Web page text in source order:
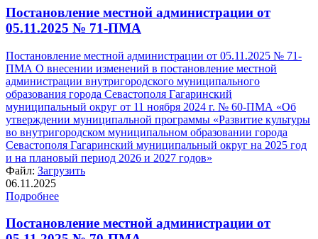
Постановление местной администрации от
05.11.2025 № 71-ПМА
Постановление местной администрации от 05.11.2025 № 71-
ПМА О внесении изменений в постановление местной
администрации внутригородского муниципального
образования города Севастополя Гагаринский
муниципальный округ от 11 ноября 2024 г. № 60-ПМА «Об
утверждении муниципальной программы «Развитие культуры
во внутригородском муниципальном образовании города
Севастополя Гагаринский муниципальный округ на 2025 год
и на плановый период 2026 и 2027 годов»
Файл: Загрузить
06.11.2025
Подробнее
Постановление местной администрации от